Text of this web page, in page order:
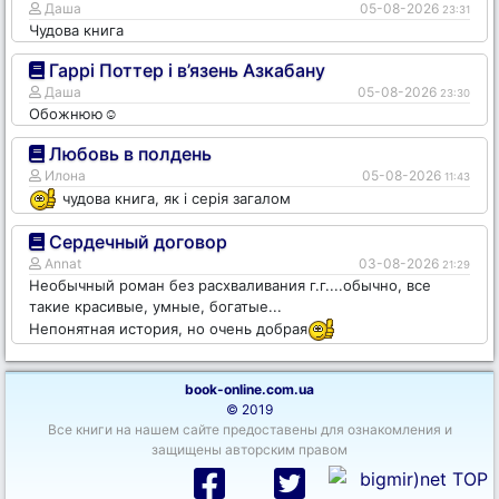
Даша 05-08-2026 23:31
Чудова книга
Гаррі Поттер і в’язень Азкабану
Даша 05-08-2026 23:30
Обожнюю☺️
Любовь в полдень
Илона 05-08-2026 11:43
чудова книга, як і серія загалом
Сердечный договор
Annat 03-08-2026 21:29
Необычный роман без расхваливания г.г....обычно, все
такие красивые, умные, богатые...
Непонятная история, но очень добрая
book-online.com.ua
© 2019
Все книги на нашем сайте предоставены для ознакомления и
защищены авторским правом